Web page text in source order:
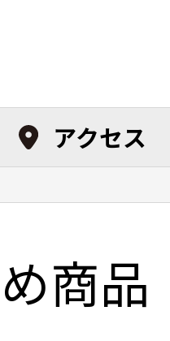
アクセス
商品